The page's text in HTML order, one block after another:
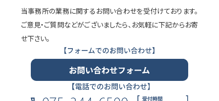
当事務所の業務に関するお問い合わせを受付けております。
ご意見・ご質問などがございましたら、お気軽に下記からお寄
せ下さい。